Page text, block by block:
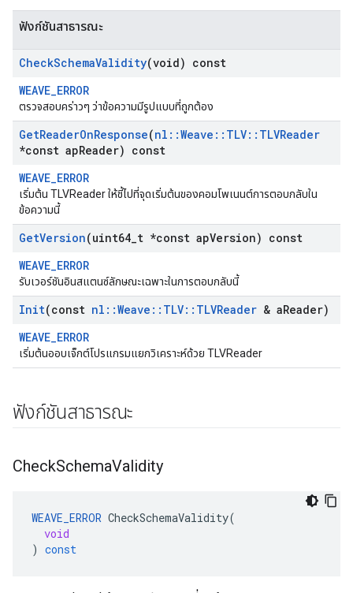
ฟังก์ชันสาธารณะ
CheckSchemaValidity(void) const
WEAVE_ERROR
ตรวจสอบคร่าวๆ ว่าข้อความมีรูปแบบที่ถูกต้อง
GetReaderOnResponse(nl ::Weave :: TLV:: TLVReader
*const apReader) const
WEAVE_ERROR
เริ่มต้น TLVReader ให้ชี้ไปที่จุดเริ่มต้นของคอมโพเนนต์การตอบกลับใน
ข้อความนี้
GetVersion(uint64 t *const apVersion) const
WEAVE_ERROR
รับเวอร์ชันอินสแตนซ์ลักษณะเฉพาะในการตอบกลับนี้
Init(const nl ::Weave :: TLV:: TLVReader & aReader)
WEAVE_ERROR
เริ่มต้นออบเจ็กต์โปรแกรมแยกวิเคราะห์ด้วย TLVReader
ฟังก์ชันสาธารณะ
CheckSchemaValidity
WEAVE_ERROR CheckSchemaValidity(
void
) const